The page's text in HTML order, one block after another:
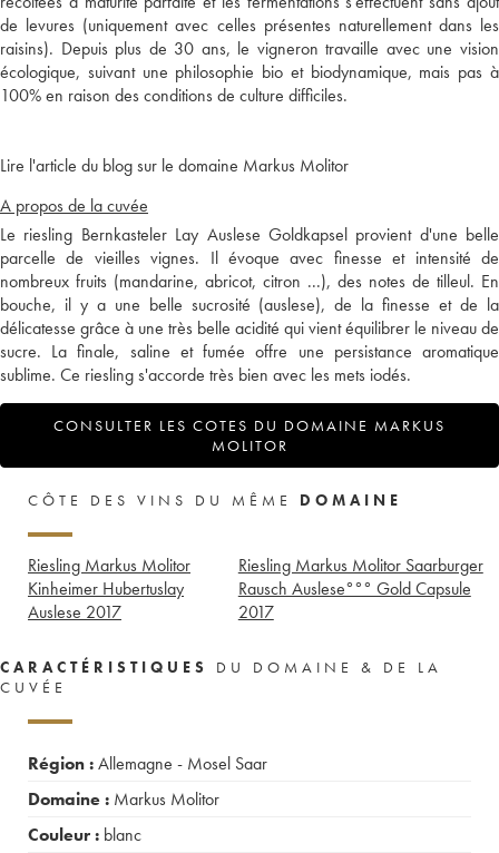
de levures (uniquement avec celles présentes naturellement dans les
raisins). Depuis plus de 30 ans, le vigneron travaille avec une vision
écologique, suivant une philosophie bio et biodynamique, mais pas à
100% en raison des conditions de culture difficiles.
Lire l'article du blog sur le domaine Markus Molitor
A propos de la cuvée
Le riesling Bernkasteler Lay Auslese Goldkapsel provient d'une belle
parcelle de vieilles vignes. Il évoque avec finesse et intensité de
nombreux fruits (mandarine, abricot, citron ...), des notes de tilleul. En
bouche, il y a une belle sucrosité (auslese), de la finesse et de la
délicatesse grâce à une très belle acidité qui vient équilibrer le niveau de
sucre. La finale, saline et fumée offre une persistance aromatique
sublime. Ce riesling s'accorde très bien avec les mets iodés.
CONSULTER LES COTES DU DOMAINE MARKUS
MOLITOR
CÔTE DES VINS DU MÊME DOMAINE
Riesling Markus Molitor
Kinheimer Hubertuslay
Auslese 2017
Riesling Markus Molitor Saarburger
Rausch Auslese°°° Gold Capsule
2017
CARACTÉRISTIQUES
DU DOMAINE & DE LA
CUVÉE
Région :Allemagne - Mosel Saar
Domaine : Markus Molitor
Couleur : blanc